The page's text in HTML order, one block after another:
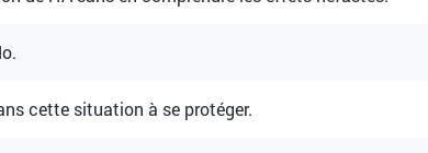
cette situation à se protéger.